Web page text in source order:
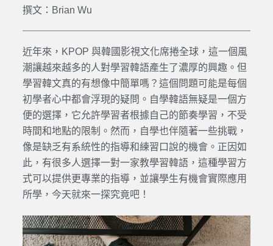
撰文：Brian Wu
近年來，KPOP 與韓國影視文化席捲全球，這一個風
潮讓越來越多的人對學習韓語產生了濃厚的興趣。但
學習韓文真的有想像中簡單嗎？這個問題可能是每個
初學者心中都會浮現的疑問。自學韓語無疑是一個方
便的選擇，它允許學習者根據自己的節奏學習，不受
時間和地點的限制。然而，自學也伴隨著一些挑戰，
像是缺乏有系統性的指導和練習口說的機會。正因如
此，有很多人選擇一對一家教學習韓語，這種學習方
式可以提供更專業的指導，並讓學生有機會實際應用
所學，今天就來一探究竟吧！